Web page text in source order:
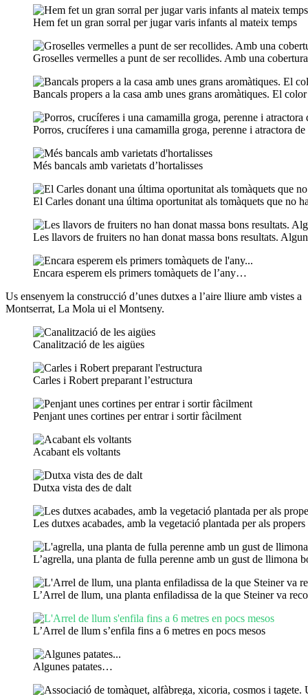
Hem fet un gran sorral per jugar varis infants al mateix temps
Groselles vermelles a punt de ser recollides. Amb una
Bancals propers a la casa amb unes grans aromàtiques. El
Porros, crucíferes i una camamilla groga, perenne i atractora
Més bancals amb varietats d’hortalisses
El Carles donant una última oportunitat als tomàquets que no
Les llavors de fruiters no han donat massa bons resultats.
Encara esperem els primers tomàquets de l’any…
Us ensenyem la construcció d’unes dutxes a l’aire lliure amb vistes a
Montserrat, La Mola ui el Montseny.
Canalització de les aigües
Carles i Robert preparant l’estructura
Penjant unes cortines per entrar i sortir fàcilment
Acabant els voltants
Dutxa vista des de dalt
Les dutxes acabades, amb la vegetació plantada per als propers
L’agrella, una planta de fulla perenne amb un gust de llimona
L’Arrel de llum, una planta enfiladissa de la que Steiner va
L’Arrel de llum s’enfila fins a 6 metres en pocs mesos
Algunes patates…